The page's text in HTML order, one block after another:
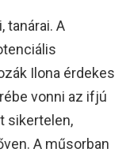
tanárai. A
Ilona érdekes
vonni az ifjú
sikertelen,
A műsorban